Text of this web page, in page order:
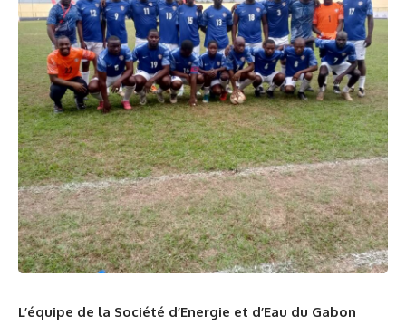
L’équipe de la Société d’Energie et d’Eau du Gabon